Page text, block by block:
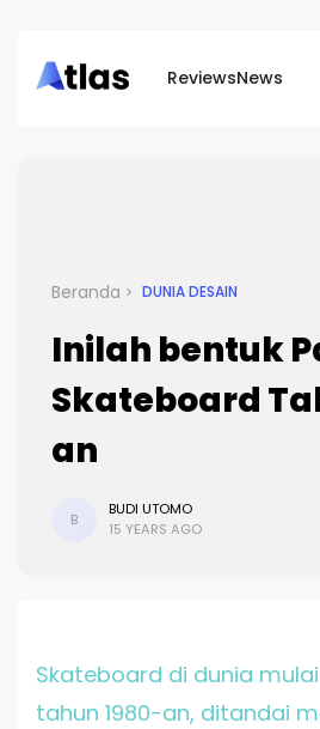
ReviewsNews
Beranda DUNIA DESAIN
Inilah bentuk
Skateboard
an
B
BUDI UTOMO
15 YEARS AGO
Skateboard di dunia
tahun 1980-an, ditandai